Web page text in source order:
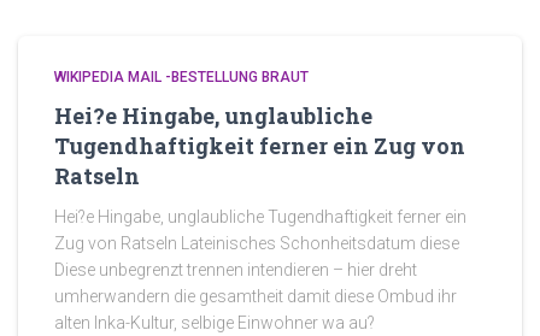
WIKIPEDIA MAIL -BESTELLUNG BRAUT
Hei?e Hingabe, unglaubliche
Tugendhaftigkeit ferner ein Zug von
Ratseln
Hei?e Hingabe, unglaubliche Tugendhaftigkeit ferner ein
Zug von Ratseln Lateinisches Schonheitsdatum diese
Diese unbegrenzt trennen intendieren – hier dreht
umherwandern die gesamtheit damit diese Ombud ihr
alten Inka-Kultur, selbige Einwohner wa au?